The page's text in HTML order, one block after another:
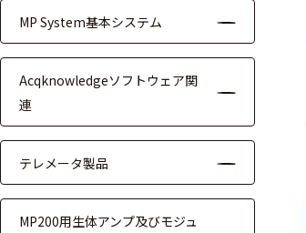
トリガー
ケーブル
リード線
インター
MP System基本システム
Acqknowledgeソフトウェア関
連
テレメータ製品
MP200用生体アンプ及びモジュ